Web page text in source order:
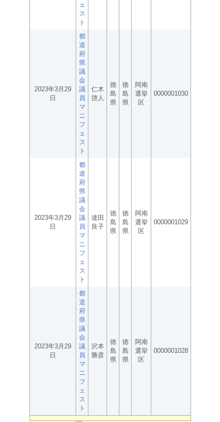
ェ
ス
ト
2023年3月29
日
都
道
府
県
議
会
議
員
マ
ニ
フ
ェ
ス
ト
仁木
啓人
徳
島
県
徳
島
県
阿南
選挙
区
0000001030
2023年3月29
日
都
道
府
県
議
会
議
員
マ
ニ
フ
ェ
ス
ト
達田
良子
徳
島
県
徳
島
県
阿南
選挙
区
0000001029
2023年3月29
日
都
道
府
県
議
会
議
員
マ
ニ
フ
ェ
ス
ト
沢本
勝彦
徳
島
県
徳
島
県
阿南
選挙
区
0000001028